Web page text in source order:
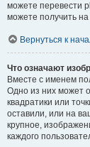
можете перевести
можете получить на
Вернуться к
Что означают
Вместе с именем
Одно из них может
квадратики или
оставили, или на
крупное,
каждого